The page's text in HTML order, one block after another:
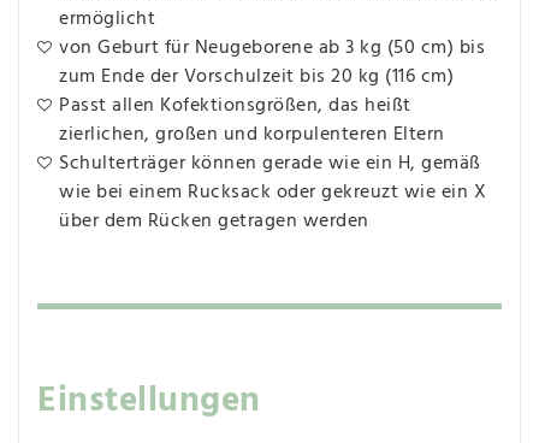
ermöglicht
von Geburt für Neugeborene ab 3 kg (50 cm) bis
zum Ende der Vorschulzeit bis 20 kg (116 cm)
Passt allen Kofektionsgrößen, das heißt
zierlichen, großen und korpulenteren Eltern
Schulterträger können gerade wie ein H, gemäß
wie bei einem Rucksack oder gekreuzt wie ein X
über dem Rücken getragen werden
Einstellungen